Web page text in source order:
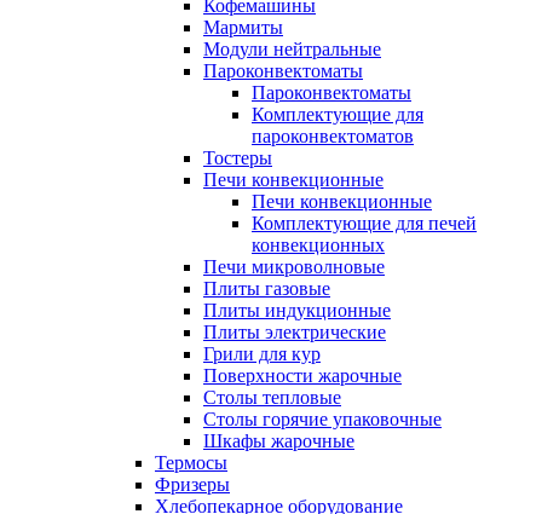
Кофемашины
Мармиты
Модули нейтральные
Пароконвектоматы
Пароконвектоматы
Комплектующие для
пароконвектоматов
Тостеры
Печи конвекционные
Печи конвекционные
Комплектующие для печей
конвекционных
Печи микроволновые
Плиты газовые
Плиты индукционные
Плиты электрические
Грили для кур
Поверхности жарочные
Столы тепловые
Столы горячие упаковочные
Шкафы жарочные
Термосы
Фризеры
Хлебопекарное оборудование